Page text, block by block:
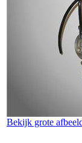
Bekijk grote